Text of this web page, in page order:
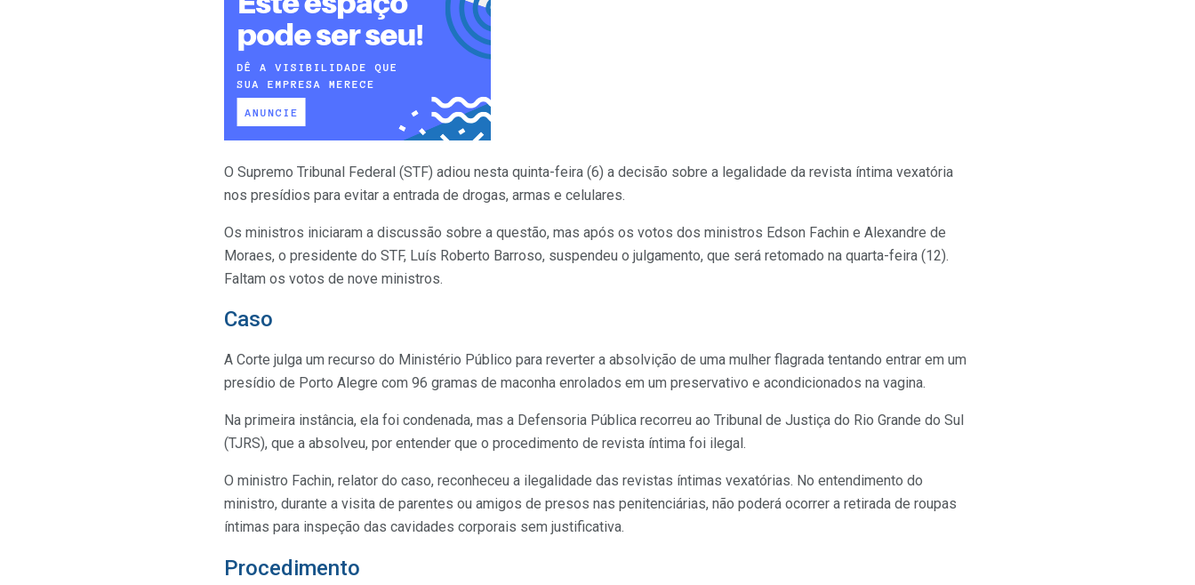
O Supremo Tribunal Federal (STF) adiou nesta quinta-feira (6) a decisão sobre a legalidade da revista íntima vexatória
nos presídios para evitar a entrada de drogas, armas e celulares.
Os ministros iniciaram a discussão sobre a questão, mas após os votos dos ministros Edson Fachin e Alexandre de
Moraes, o presidente do STF, Luís Roberto Barroso, suspendeu o julgamento, que será retomado na quarta-feira (12).
Faltam os votos de nove ministros.
Caso
A Corte julga um recurso do Ministério Público para reverter a absolvição de uma mulher flagrada tentando entrar em um
presídio de Porto Alegre com 96 gramas de maconha enrolados em um preservativo e acondicionados na vagina.
Na primeira instância, ela foi condenada, mas a Defensoria Pública recorreu ao Tribunal de Justiça do Rio Grande do Sul
(TJRS), que a absolveu, por entender que o procedimento de revista íntima foi ilegal.
O ministro Fachin, relator do caso, reconheceu a ilegalidade das revistas íntimas vexatórias. No entendimento do
ministro, durante a visita de parentes ou amigos de presos nas penitenciárias, não poderá ocorrer a retirada de roupas
íntimas para inspeção das cavidades corporais sem justificativa.
Procedimento